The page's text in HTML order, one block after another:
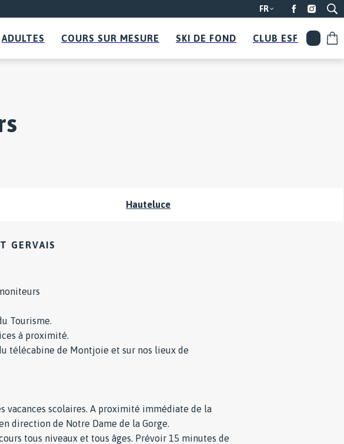
FR
ADULTES COURS SUR MESURE SKI DE FOND CLUB ESF
Hauteluce
GERVAIS
Tourisme.
à proximité.
télécabine de Montjoie et sur nos lieux de
vacances scolaires. A proximité immédiate de la
direction de Notre Dame de la Gorge.
tous niveaux et tous âges. Prévoir 15 minutes de